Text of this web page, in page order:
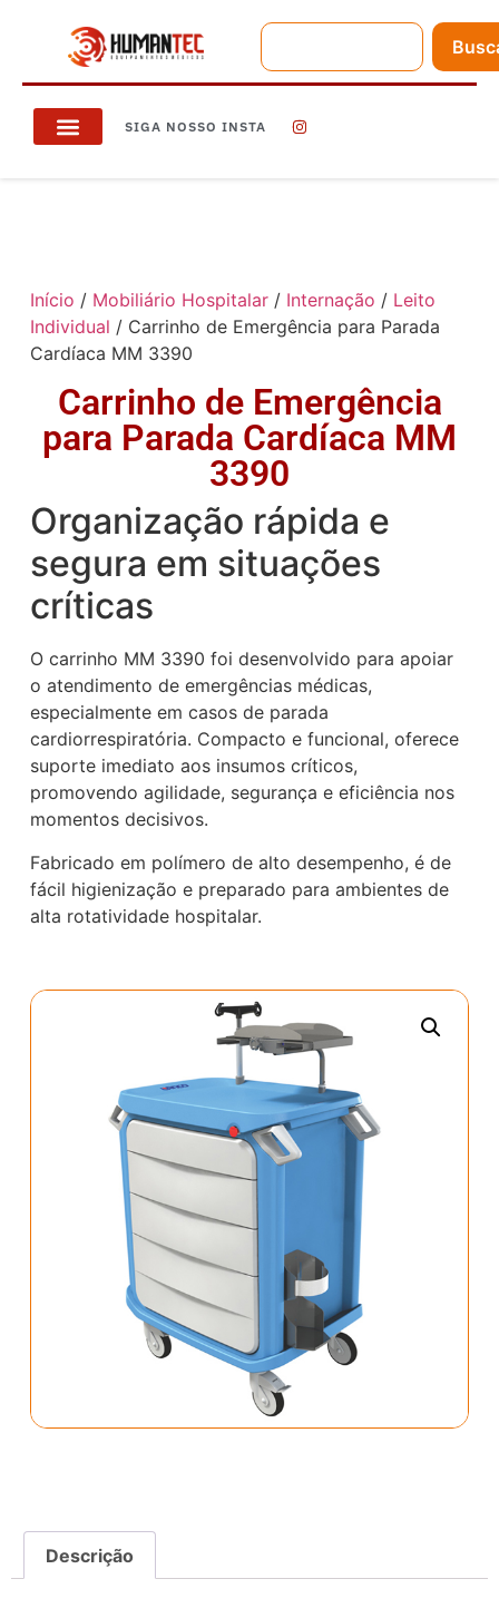
SIGA NOSSO INSTA
Início / Mobiliário Hospitalar/ Internação / Leito
Individual / Carrinho de Emergência para Parada
Cardíaca MM 3390
Carrinho de Emergência
para Parada Cardíaca MM
3390
Organização rápida e
segura em situações
críticas
O carrinho MM 3390 foi desenvolvido para apoiar
o atendimento de emergências médicas,
especialmente em casos de parada
cardiorrespiratória. Compacto e funcional, oferece
suporte imediato aos insumos críticos,
promovendo agilidade, segurança e eficiência nos
momentos decisivos.
Fabricado em polímero de alto desempenho, é de
fácil higienização e preparado para ambientes de
alta rotatividade hospitalar.
Descrição